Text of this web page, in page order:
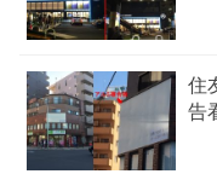
住
告